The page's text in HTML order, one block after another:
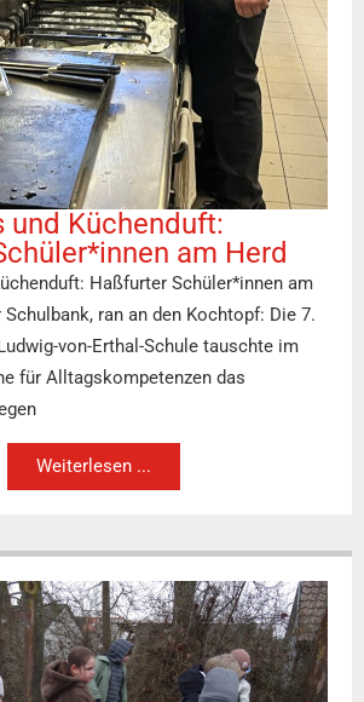
und Küchenduft:
am Herd
Haßfurter Schüler*innen am
Schulbank, ran an den Kochtopf: Die 7.
von-Erthal-Schule tauschte im
für Alltagskompetenzen das
Weiterlesen ...